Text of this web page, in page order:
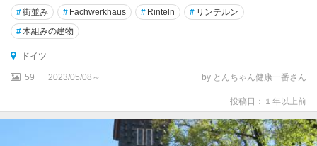
ク
ル
ム
ッ
#街並み # Fachwerkhaus # Rinteln # リンテルン
# 木組みの建物
ドイツ
59 2023/05/08～ by とんちゃん健康一番さん
投稿日：１年以上前